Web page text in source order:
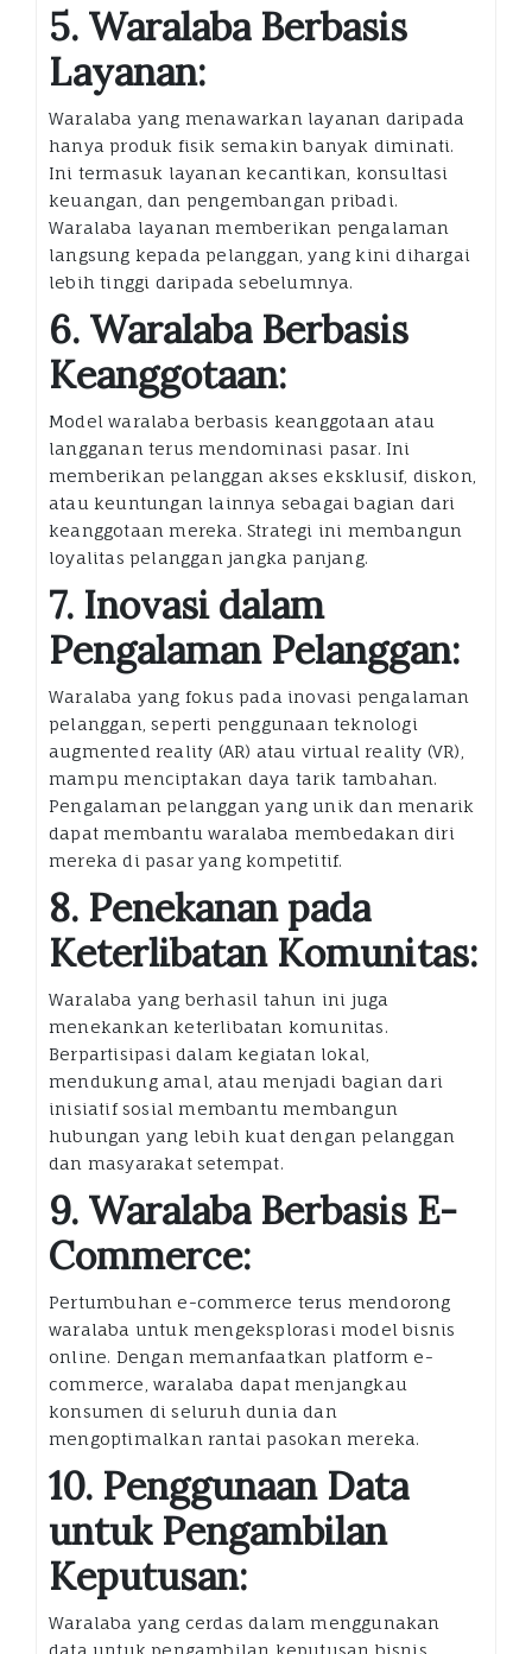
5. Waralaba Berbasis
Layanan:
Waralaba yang menawarkan layanan daripada
hanya produk fisik semakin banyak diminati.
Ini termasuk layanan kecantikan, konsultasi
keuangan, dan pengembangan pribadi.
Waralaba layanan memberikan pengalaman
langsung kepada pelanggan, yang kini dihargai
lebih tinggi daripada sebelumnya.
6. Waralaba Berbasis
Keanggotaan:
Model waralaba berbasis keanggotaan atau
langganan terus mendominasi pasar. Ini
memberikan pelanggan akses eksklusif, diskon,
atau keuntungan lainnya sebagai bagian dari
keanggotaan mereka. Strategi ini membangun
loyalitas pelanggan jangka panjang.
7. Inovasi dalam
Pengalaman Pelanggan:
Waralaba yang fokus pada inovasi pengalaman
pelanggan, seperti penggunaan teknologi
augmented reality (AR) atau virtual reality (VR),
mampu menciptakan daya tarik tambahan.
Pengalaman pelanggan yang unik dan menarik
dapat membantu waralaba membedakan diri
mereka di pasar yang kompetitif.
8. Penekanan pada
Keterlibatan Komunitas:
Waralaba yang berhasil tahun ini juga
menekankan keterlibatan komunitas.
Berpartisipasi dalam kegiatan lokal,
mendukung amal, atau menjadi bagian dari
inisiatif sosial membantu membangun
hubungan yang lebih kuat dengan pelanggan
dan masyarakat setempat.
9. Waralaba Berbasis E-
Commerce:
Pertumbuhan e-commerce terus mendorong
waralaba untuk mengeksplorasi model bisnis
online. Dengan memanfaatkan platform e-
commerce, waralaba dapat menjangkau
konsumen di seluruh dunia dan
mengoptimalkan rantai pasokan mereka.
10. Penggunaan Data
untuk Pengambilan
Keputusan:
Waralaba yang cerdas dalam menggunakan
data untuk pengambilan keputusan bisnis